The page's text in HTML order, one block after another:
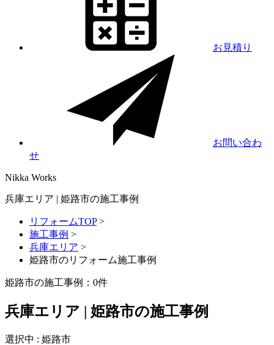
お見積り
お問い合わ
せ
Nikka Works
兵庫エリア | 姫路市の施工事例
リフォームTOP>
施工事例 >
兵庫エリア >
姫路市のリフォーム施工事例
姫路市の施工事例： 0件
兵庫エリア | 姫路市の施工事例
選択中 : 姫路市